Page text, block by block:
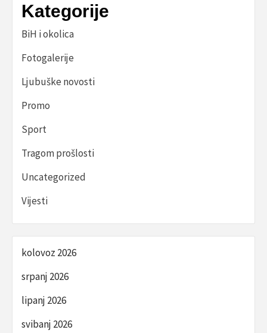
Kategorije
BiH i okolica
Fotogalerije
Ljubuške novosti
Promo
Sport
Tragom prošlosti
Uncategorized
Vijesti
kolovoz 2026
srpanj 2026
lipanj 2026
svibanj 2026